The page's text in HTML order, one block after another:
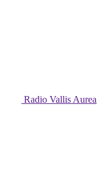
Radio Vallis Aurea